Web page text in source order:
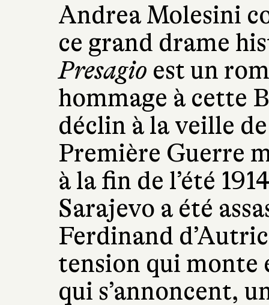
Andrea Molesini
ce grand drame
Presagio est un
hommage à cette
déclin à la veille
Première Guerre
à la fin de l’été
Sarajevo a été
Ferdinand
tension qui monte
qui s’annoncent,